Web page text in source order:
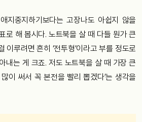
지중지하기보다는 고장나도 아쉽지 않을
로 해 봅시다. 노트북을 살 때 다들 뭔가 큰
이루려면 흔히 ‘전투형’이라고 부를 정도로
내는 게 크죠. 저도 노트북을 살 때 가장 큰
이 써서 꼭 본전을 빨리 뽑겠다’는 생각을